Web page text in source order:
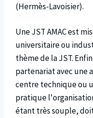
(Hermès-Lavoisier).
Une JST AMAC est
universitaire ou
thème de la JST.
partenariat avec une
centre technique ou
pratique
étant très souple,